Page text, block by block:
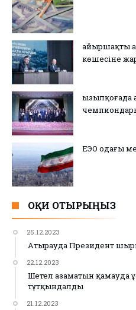
Қайыршақты
көшесіне
ЕЭО одағы
ОҚИ ОТЫРЫҢЫЗ
25.12.2023
Атырауда Президент
22.12.2023
Шетел азаматын қамауда
тұтқындалды
21.12.2023